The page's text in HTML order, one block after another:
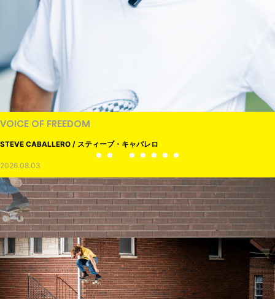
VOICE OF FREEDOM
STEVE CABALLERO / スティーブ・キャバレロ
2026.08.03